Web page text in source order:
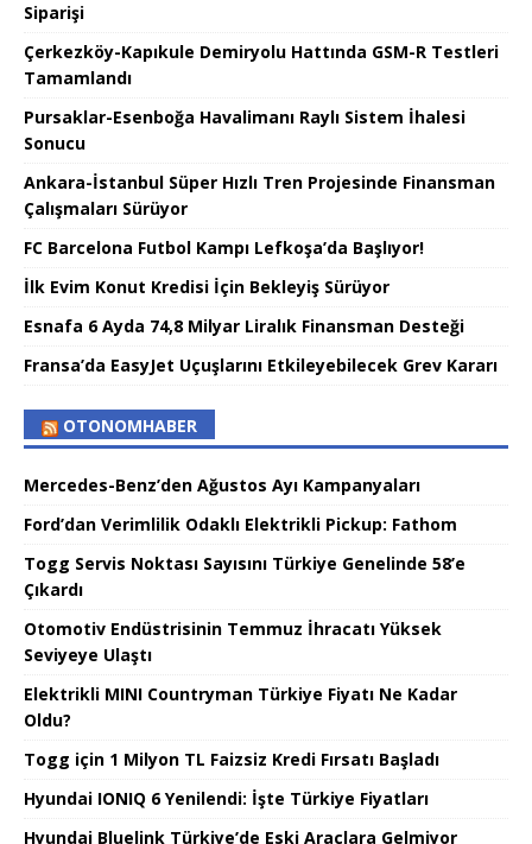
Siparişi
Çerkezköy-Kapıkule Demiryolu Hattında GSM-R Testleri
Tamamlandı
Pursaklar-Esenboğa Havalimanı Raylı Sistem İhalesi
Sonucu
Ankara-İstanbul Süper Hızlı Tren Projesinde Finansman
Çalışmaları Sürüyor
FC Barcelona Futbol Kampı Lefkoşa’da Başlıyor!
İlk Evim Konut Kredisi İçin Bekleyiş Sürüyor
Esnafa 6 Ayda 74,8 Milyar Liralık Finansman Desteği
Fransa’da EasyJet Uçuşlarını Etkileyebilecek Grev Kararı
OTONOMHABER
Mercedes-Benz’den Ağustos Ayı Kampanyaları
Ford’dan Verimlilik Odaklı Elektrikli Pickup: Fathom
Togg Servis Noktası Sayısını Türkiye Genelinde 58’e
Çıkardı
Otomotiv Endüstrisinin Temmuz İhracatı Yüksek
Seviyeye Ulaştı
Elektrikli MINI Countryman Türkiye Fiyatı Ne Kadar
Oldu?
Togg için 1 Milyon TL Faizsiz Kredi Fırsatı Başladı
Hyundai IONIQ 6 Yenilendi: İşte Türkiye Fiyatları
Hyundai Bluelink Türkiye’de Eski Araçlara Gelmiyor